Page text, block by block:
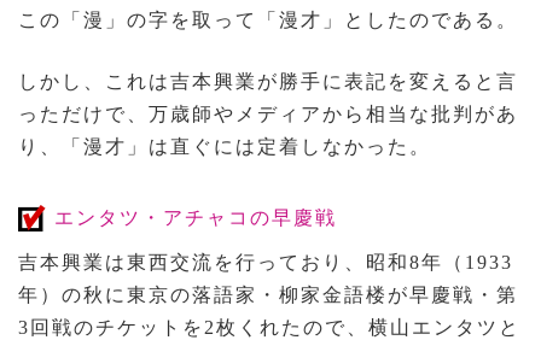
この「漫」の字を取って「漫才」としたのである。
しかし、これは吉本興業が勝手に表記を変えると言
っただけで、万歳師やメディアから相当な批判があ
り、「漫才」は直ぐには定着しなかった。
エンタツ・アチャコの早慶戦
吉本興業は東西交流を行っており、昭和8年（1933
年）の秋に東京の落語家・柳家金語楼が早慶戦・第
3回戦のチケットを2枚くれたので、横山エンタツと